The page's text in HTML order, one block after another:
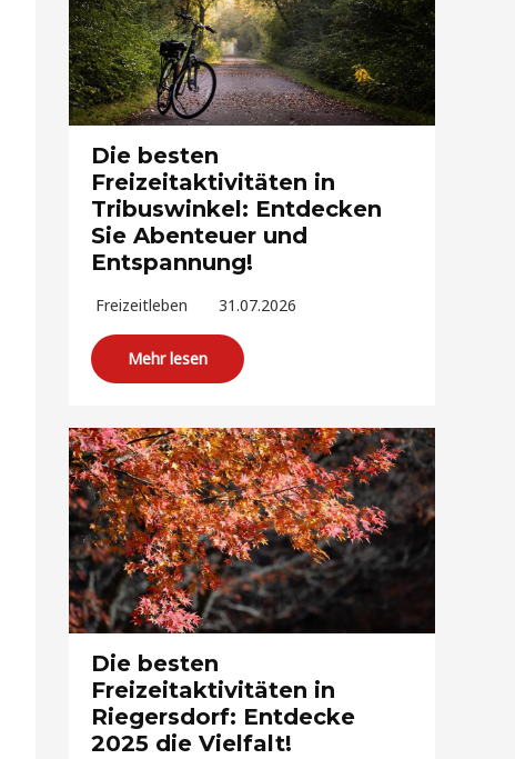
Die besten
Freizeitaktivitäten in
Tribuswinkel: Entdecken
Sie Abenteuer und
Entspannung!
Freizeitleben 31.07.2026
Mehr lesen
Die besten
Freizeitaktivitäten in
Riegersdorf: Entdecke
2025 die Vielfalt!